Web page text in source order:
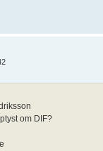
om DIF?